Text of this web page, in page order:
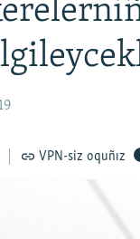
VPN-siz oquñız